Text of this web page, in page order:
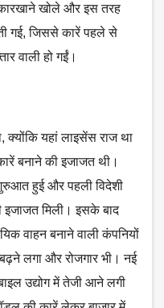
खोले और इस तरह
गई, जिससे कारें पहले से
वाली हो गईं।
, क्योंकि यहां लाइसेंस राज था
बनाने की इजाजत थी।
हुई और पहली विदेशी
मिली। इसके बाद
वाहन बनाने वाली कंपनियों
लगा और रोजगार भी। नई
उद्योग में तेजी आने लगी